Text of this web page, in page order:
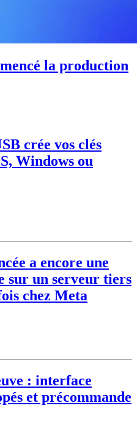
la production
crée vos clés
Windows ou
a encore une
sur un serveur tiers
chez Meta
: interface
et précommande